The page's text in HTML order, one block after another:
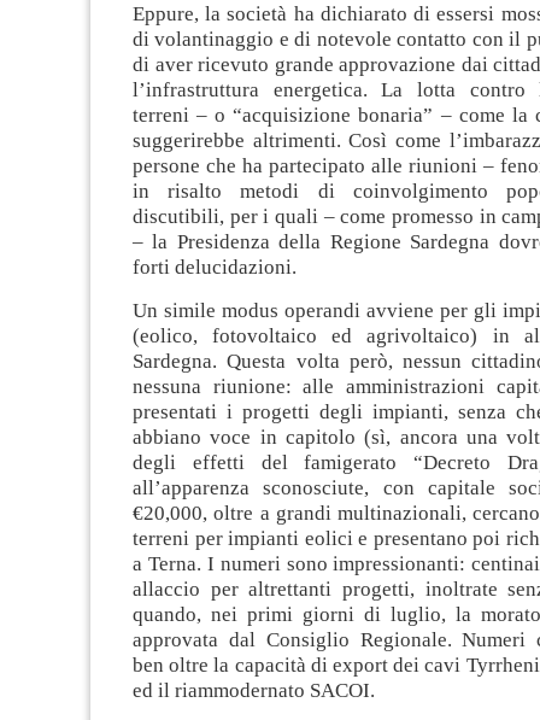
Eppure, la società ha dichiarato di essersi
di volantinaggio e di notevole contatto con il
di aver ricevuto grande approvazione dai
l’infrastruttura energetica. La lotta contro
terreni – o “acquisizione bonaria” – come la
suggerirebbe altrimenti. Così come
persone che ha partecipato alle riunioni –
in risalto metodi di coinvolgimento
discutibili, per i quali – come promesso in
– la Presidenza della Regione Sardegna
forti delucidazioni.
Un simile modus operandi avviene per gli
(eolico, fotovoltaico ed agrivoltaico) in
Sardegna. Questa volta però, nessun
nessuna riunione: alle amministrazioni
presentati i progetti degli impianti, senza
abbiano voce in capitolo (sì, ancora una
degli effetti del famigerato “Decreto
all’apparenza sconosciute, con capitale
€20,000, oltre a grandi multinazionali,
terreni per impianti eolici e presentano poi
a Terna. I numeri sono impressionanti:
allaccio per altrettanti progetti, inoltrate
quando, nei primi giorni di luglio, la
approvata dal Consiglio Regionale. Numeri
ben oltre la capacità di export dei cavi
ed il riammodernato SACOI.